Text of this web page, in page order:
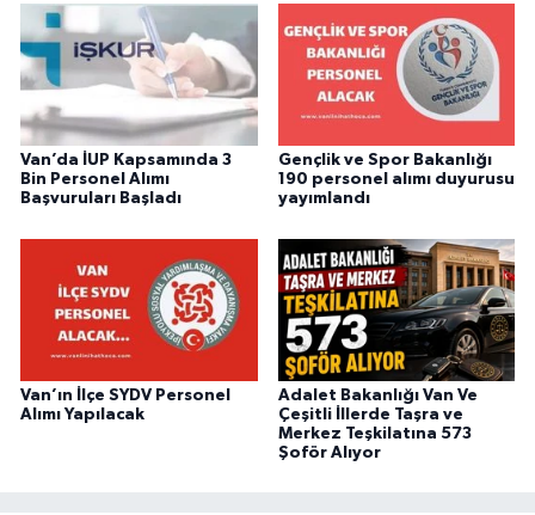
Van’da İUP Kapsamında 3
Bin Personel Alımı
Başvuruları Başladı
Gençlik ve Spor Bakanlığı
190 personel alımı duyurusu
yayımlandı
Van’ın İlçe SYDV Personel
Alımı Yapılacak
Adalet Bakanlığı Van Ve
Çeşitli İllerde Taşra ve
Merkez Teşkilatına 573
Şoför Alıyor